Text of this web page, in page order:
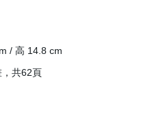
/ 高 14.8 cm
共62頁